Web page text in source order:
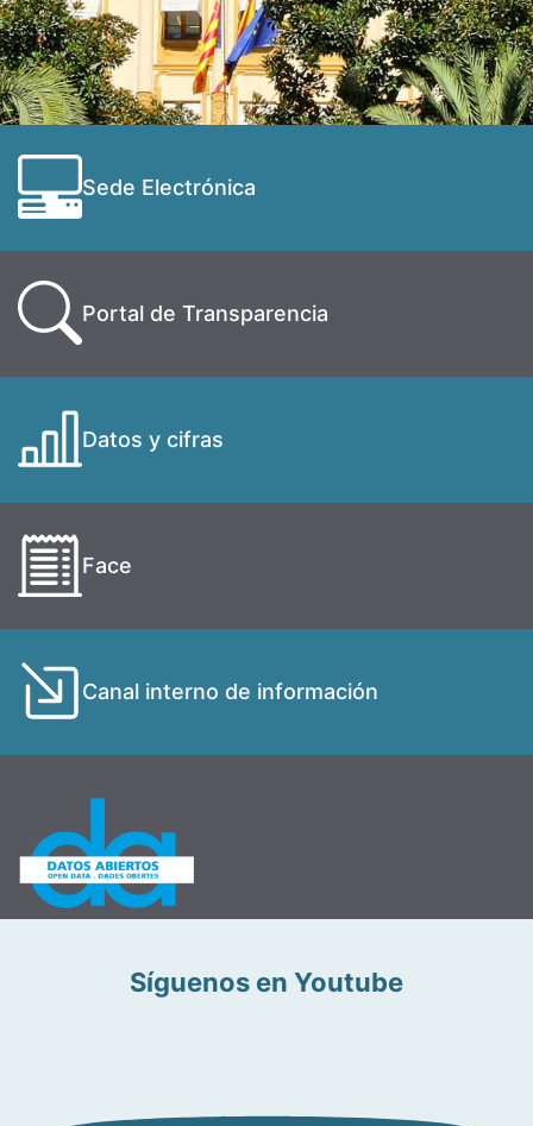
Sede Electrónica
Portal de Transparencia
Datos y cifras
Face
Canal interno de información
Síguenos en Youtube